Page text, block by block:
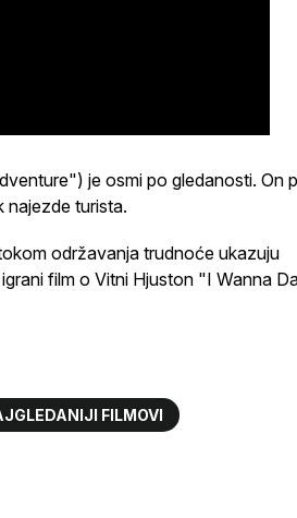
je osmi po gledanosti. On
najezde turista.
održavanja trudnoće ukazuju
film o Vitni Hjuston "I Wanna
FILMOVI